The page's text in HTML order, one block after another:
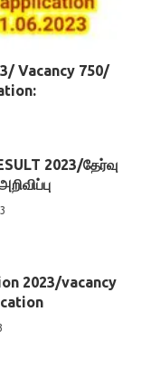
Vacancy 750/
2023/தேர்வு
2023/vacancy